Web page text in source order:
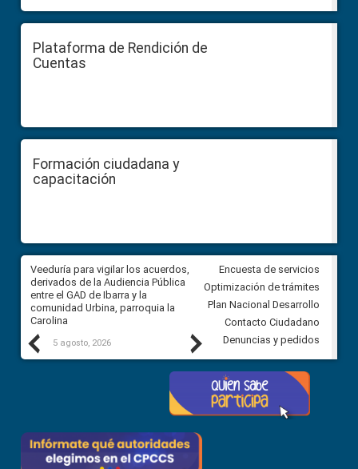
Plataforma de Rendición de
Cuentas
Formación ciudadana y
capacitación
Previous
Veeduría para vigilar los acuerdos,
derivados de la Audiencia Pública
entre el GAD de Ibarra y la
comunidad Urbina, parroquia la
Carolina
5 agosto, 2026
CPCCS convoca a Veeduría
Ciudadana para vigilar el
5 agosto, 2026
Next
Encuesta de servicios
Optimización de trámites
Plan Nacional Desarrollo
Contacto Ciudadano
Denuncias y pedidos